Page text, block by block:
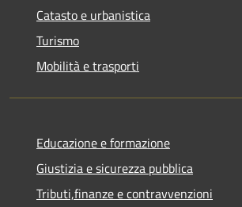
Catasto e urbanistica
Turismo
Mobilità e trasporti
Educazione e formazione
Giustizia e sicurezza pubblica
Tributi,finanze e contravvenzioni